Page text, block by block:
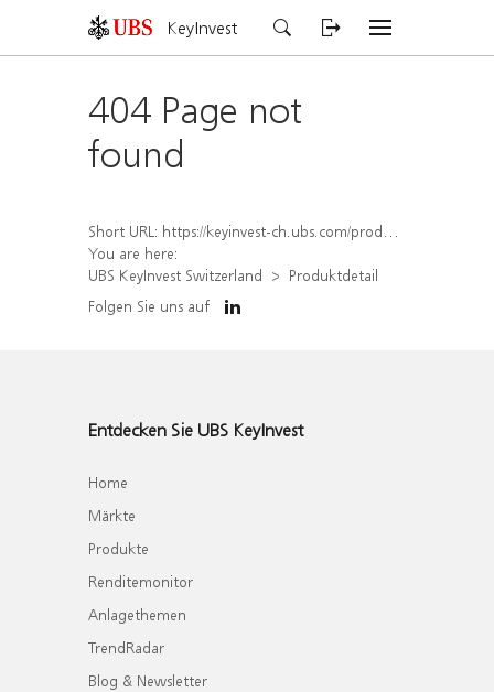
KeyInvest
404 Page not
found
Short URL: https://keyinvest-ch.ubs.com/produkt/detail/index/isin/CH1564659998
You are here:
UBS KeyInvest Switzerland
Produktdetail
Folgen Sie uns auf
Entdecken Sie UBS KeyInvest
Home
Märkte
Produkte
Renditemonitor
Anlagethemen
TrendRadar
Blog & Newsletter